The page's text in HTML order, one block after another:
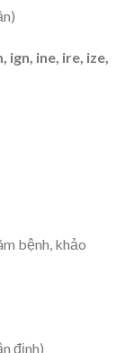
ine, ire, ize,
bệnh, khảo
định)